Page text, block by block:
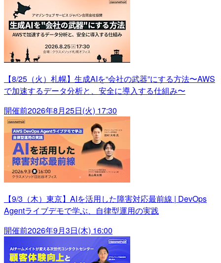
【8/25（火）札幌】生成AIを“会社の武器”にする方法〜AWS
で加速するデータ分析と、安全に導入する仕組み〜
開催前2026年8月25日(火) 17:30
【9/3（木）東京】AIを活用した障害対応最前線 | DevOps
Agentライブデモで学ぶ、自律型運用の実践
開催前2026年9月3日(木) 16:00